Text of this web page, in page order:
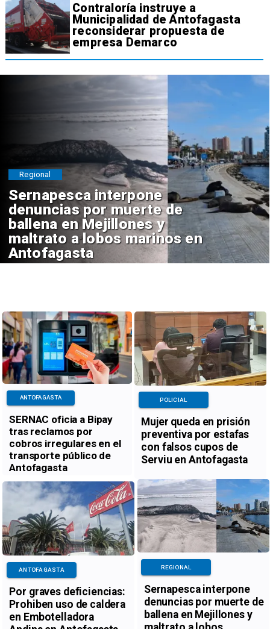
Contraloría instruye a
Municipalidad de Antofagasta
reconsiderar propuesta de
empresa Demarco
Sernapesca interpone
denuncias por muerte de
ballena en Mejillones y
maltrato a lobos marinos en
Antofagasta
Regional
SERNAC oficia a Bipay
tras reclamos por
cobros irregulares en el
transporte público de
Antofagasta
ANTOFAGASTA
Mujer queda en prisión
preventiva por estafas
con falsos cupos de
Serviu en Antofagasta
POLICIAL
Por graves deficiencias:
Prohiben uso de caldera
en Embotelladora
ANTOFAGASTA
Sernapesca interpone
denuncias por muerte de
ballena en Mejillones y
REGIONAL